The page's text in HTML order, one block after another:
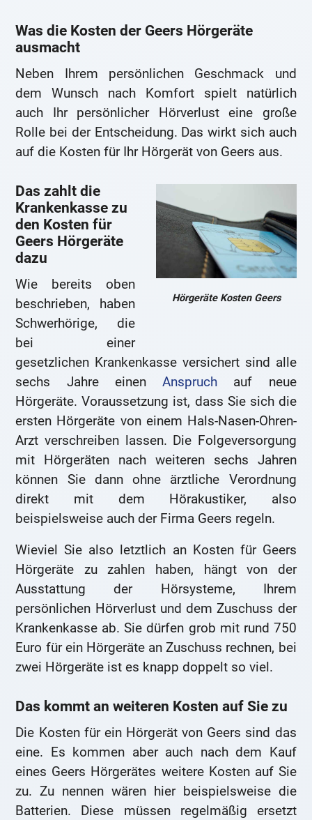
Was die Kosten der Geers Hörgeräte
ausmacht
Neben Ihrem persönlichen Geschmack und
dem Wunsch nach Komfort spielt natürlich
auch Ihr persönlicher Hörverlust eine große
Rolle bei der Entscheidung. Das wirkt sich auch
auf die Kosten für Ihr Hörgerät von Geers aus.
Hörgeräte Kosten Geers
Das zahlt die
Krankenkasse zu
den Kosten für
Geers Hörgeräte
dazu
Wie bereits oben
beschrieben, haben
Schwerhörige, die
bei einer
gesetzlichen Krankenkasse versichert sind alle
sechs Jahre einenAnspruch auf neue
Hörgeräte. Voraussetzung ist, dass Sie sich die
ersten Hörgeräte von einem Hals-Nasen-Ohren-
Arzt verschreiben lassen. Die Folgeversorgung
mit Hörgeräten nach weiteren sechs Jahren
können Sie dann ohne ärztliche Verordnung
direkt mit dem Hörakustiker, also
beispielsweise auch der Firma Geers regeln.
Wieviel Sie also letztlich an Kosten für Geers
Hörgeräte zu zahlen haben, hängt von der
Ausstattung der Hörsysteme, Ihrem
persönlichen Hörverlust und dem Zuschuss der
Krankenkasse ab. Sie dürfen grob mit rund 750
Euro für ein Hörgeräte an Zuschuss rechnen, bei
zwei Hörgeräte ist es knapp doppelt so viel.
Das kommt an weiteren Kosten auf Sie zu
Die Kosten für ein Hörgerät von Geers sind das
eine. Es kommen aber auch nach dem Kauf
eines Geers Hörgerätes weitere Kosten auf Sie
zu. Zu nennen wären hier beispielsweise die
Batterien. Diese müssen regelmäßig ersetzt